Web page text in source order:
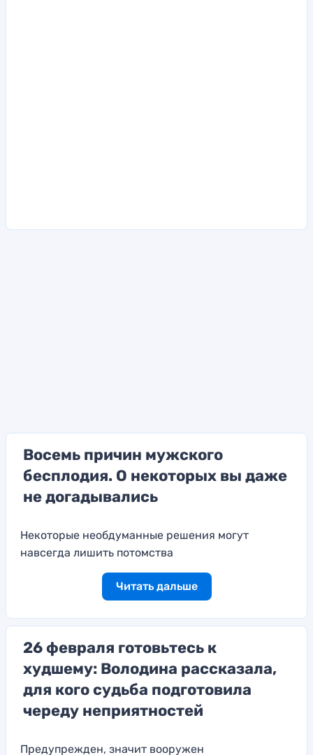
Восемь причин мужского
бесплодия. О некоторых вы даже
не догадывались
Некоторые необдуманные решения могут
навсегда лишить потомства
Читать дальше
26 февраля готовьтесь к
худшему: Володина рассказала,
для кого судьба подготовила
череду неприятностей
Предупрежден, значит вооружен